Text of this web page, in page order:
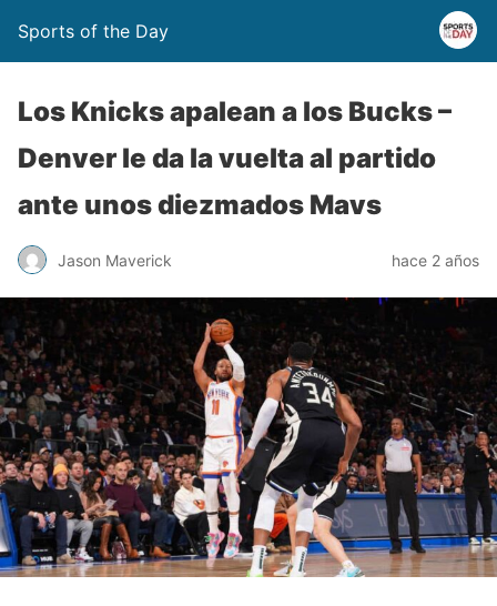
Sports of the Day
Los Knicks apalean a los Bucks –
Denver le da la vuelta al partido
ante unos diezmados Mavs
Jason Maverick hace 2 años